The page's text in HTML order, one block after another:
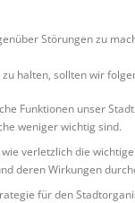
Störungen zu
halten, sollten wir
Funktionen unser
weniger wichtig sind.
verletzlich die
deren Wirkungen
für den